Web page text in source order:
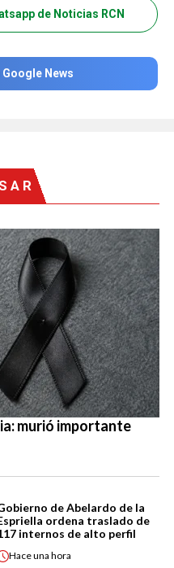
de Noticias RCN
News
murió importante
de Abelardo de la
ordena traslado de
internos de alto perfil
Haceuna hora